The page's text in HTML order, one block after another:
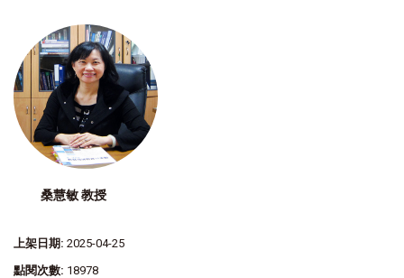
桑慧敏 教授
上架日期: 2025-04-25
點閱次數: 18978